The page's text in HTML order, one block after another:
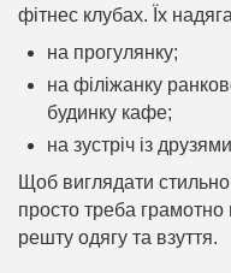
фітнес клубах. Їх
на прогулянку;
на філіжанку
будинку кафе;
на зустріч із
Щоб виглядати стильно
просто треба грамотно
решту одягу та взуття.